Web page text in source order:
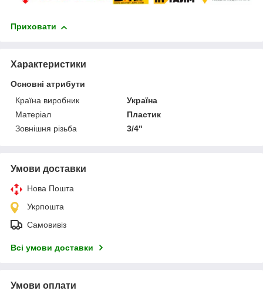
Приховати
Характеристики
Основні атрибути
Країна виробник
Україна
Матеріал
Пластик
Зовнішня різьба
3/4"
Умови доставки
Нова Пошта
Укрпошта
Самовивіз
Всі умови доставки
Умови оплати